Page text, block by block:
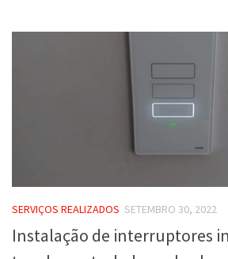
SERVIÇOS REALIZADOS SETEMBRO 30, 2022
Instalação de interruptores